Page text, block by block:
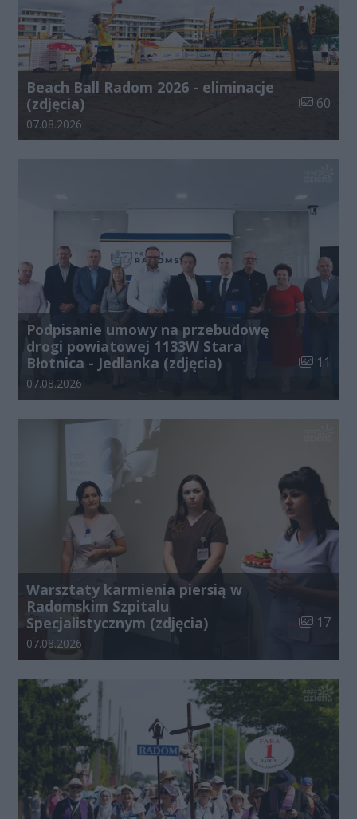
Beach Ball Radom 2026 - eliminacje
(zdjęcia)
Liczba
60
Data dodania galerii:
07.08.2026
Podpisanie umowy na przebudowę
drogi powiatowej 1133W Stara
Błotnica - Jedlanka (zdjęcia)
Liczba
11
Data dodania galerii:
07.08.2026
Warsztaty karmienia piersią w
Radomskim Szpitalu
Specjalistycznym (zdjęcia)
Liczba
17
Data dodania galerii:
07.08.2026